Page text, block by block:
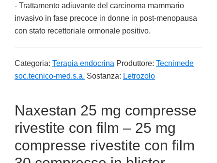
- Trattamento adiuvante del carcinoma mammario
invasivo in fase precoce in donne in post-menopausa
con stato recettoriale ormonale positivo.
Categoria: Terapia endocrina Produttore: Tecnimede
soc.tecnico-med.s.a. Sostanza: Letrozolo
Naxestan 25 mg compresse
rivestite con film – 25 mg
compresse rivestite con film